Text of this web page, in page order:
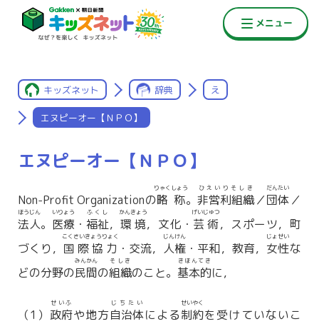
キッズネット 辞典 え
エヌピーオー【ＮＰＯ】
エヌピーオー【ＮＰＯ】
Non-Profit Organizationの略称
りゃくしょう
。 非営利組織
ひえいりそしき
／団体
だんたい
／
法人
ほうじん
。 医療
いりょう
・ 福祉
ふくし
， 環境
かんきょう
，文化・ 芸術
げいじゅつ
，スポーツ，町
づくり， 国際協力
こくさいきょうりょく
・交流， 人権
じんけん
・平和，教育， 女性
じょせい
な
どの分野の民間
みんかん
の組織
そしき
のこと。 基本的
きほんてき
に，
（1） 政府
せいふ
や地方自治体
じちたい
による制約
せいやく
を受けていないこ